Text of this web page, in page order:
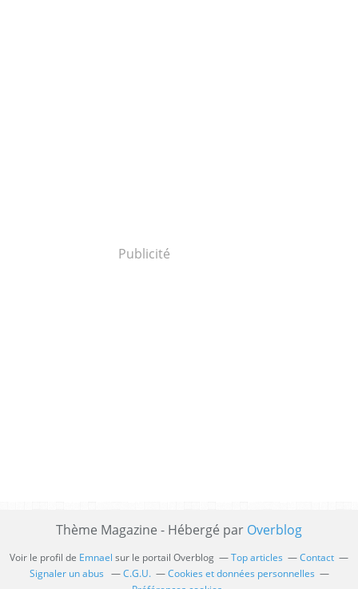
Publicité
Thème Magazine - Hébergé par Overblog
Voir le profil de Emnael sur le portail Overblog Top articles
Contact
Signaler un abus
C.G.U.
Cookies et données personnelles